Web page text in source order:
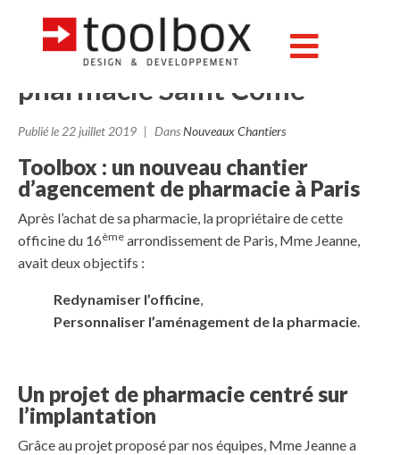
Paris (75) : nouvel
aménagement pour la
pharmacie Saint Côme
Publié le 22 juillet 2019 DansNouveaux Chantiers
Toolbox : un nouveau chantier
d’agencement de pharmacie à Paris
Après l’achat de sa pharmacie, la propriétaire de cette
officine du 16ème arrondissement de Paris, Mme Jeanne,
avait deux objectifs :
Redynamiser l’officine,
Personnaliser l’aménagement de la pharmacie.
Un projet de pharmacie centré sur
l’implantation
Grâce au projet proposé par nos équipes, Mme Jeanne a